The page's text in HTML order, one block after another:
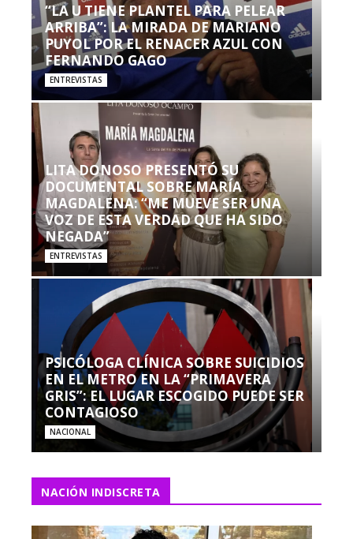
“LA U TIENE PLANTEL PARA PELEAR
ARRIBA”: LA MIRADA DE MARIANO
PUYOL POR EL RENACER AZUL CON
FERNANDO GAGO
ENTREVISTAS
LITA DONOSO PRESENTÓ SU
DOCUMENTAL SOBRE MARÍA
MAGDALENA: “ME MUEVE SER UNA
VOZ DE ESTA VERDAD QUE HA SIDO
NEGADA”
ENTREVISTAS
PSICÓLOGA CLÍNICA SOBRE SUICIDIOS
EN EL METRO EN LA “PRIMAVERA
GRIS”: EL LUGAR ESCOGIDO PUEDE SER
CONTAGIOSO
NACIONAL
NACIÓN INDISCRETA